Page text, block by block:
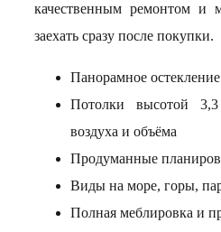
качественным ремонтом и
заехать сразу после покупки.
Панорамное
Потолки высотой
воздуха и объёма
Продуманные
Виды на море, горы,
Полная меблировка и